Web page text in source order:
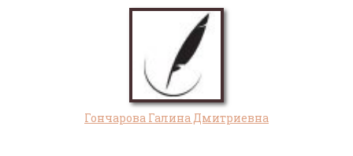
Гончарова Галина Дмитриевна